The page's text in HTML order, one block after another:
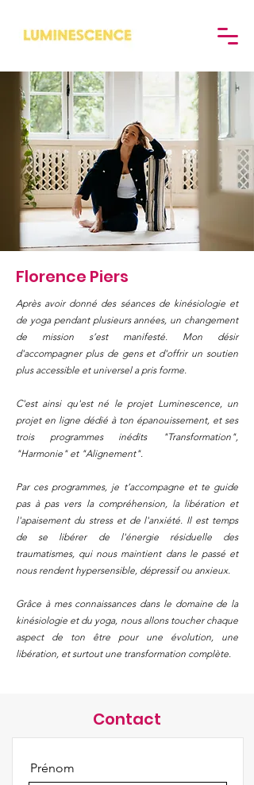
Florence Piers
Après avoir donné des séances de kinésiologie et
de yoga pendant plusieurs années, un changement
de mission s’est manifesté. Mon désir
d'accompagner plus de gens et d'offrir un soutien
plus accessible et universel a pris forme.
C'est ainsi qu'est né le projet Luminescence, un
projet en ligne dédié à ton épanouissement, et ses
trois programmes inédits "Transformation",
"Harmonie" et "Alignement".
Par ces programmes, je t’accompagne et te guide
pas à pas vers la compréhension, la libération et
l'apaisement du stress et de l'anxiété. Il est temps
de se libérer de l'énergie résiduelle des
traumatismes, qui nous maintient dans le passé et
nous rendent hypersensible, dépressif ou anxieux.
Grâce à mes connaissances dans le domaine de la
kinésiologie et du yoga, nous allons toucher chaque
aspect de ton être pour une évolution, une
libération, et surtout une transformation complète.
Contact
Prénom